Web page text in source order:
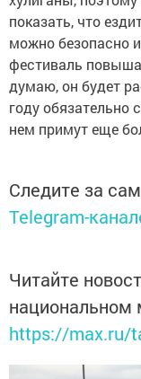
показать, что
можно безопасно
фестиваль
думаю, он будет
году обязательно
нем примут еще
Следите за
Telegram-
Читайте
https://max.ru/